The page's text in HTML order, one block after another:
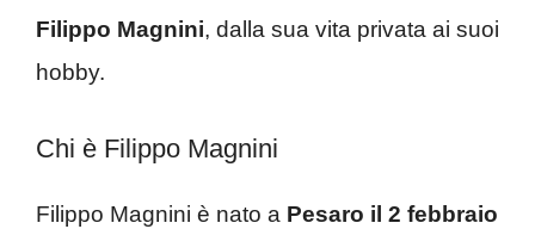
Filippo Magnini, dalla sua vita privata ai suoi
hobby.
Chi è Filippo Magnini
Filippo Magnini è nato a Pesaro il 2 febbraio